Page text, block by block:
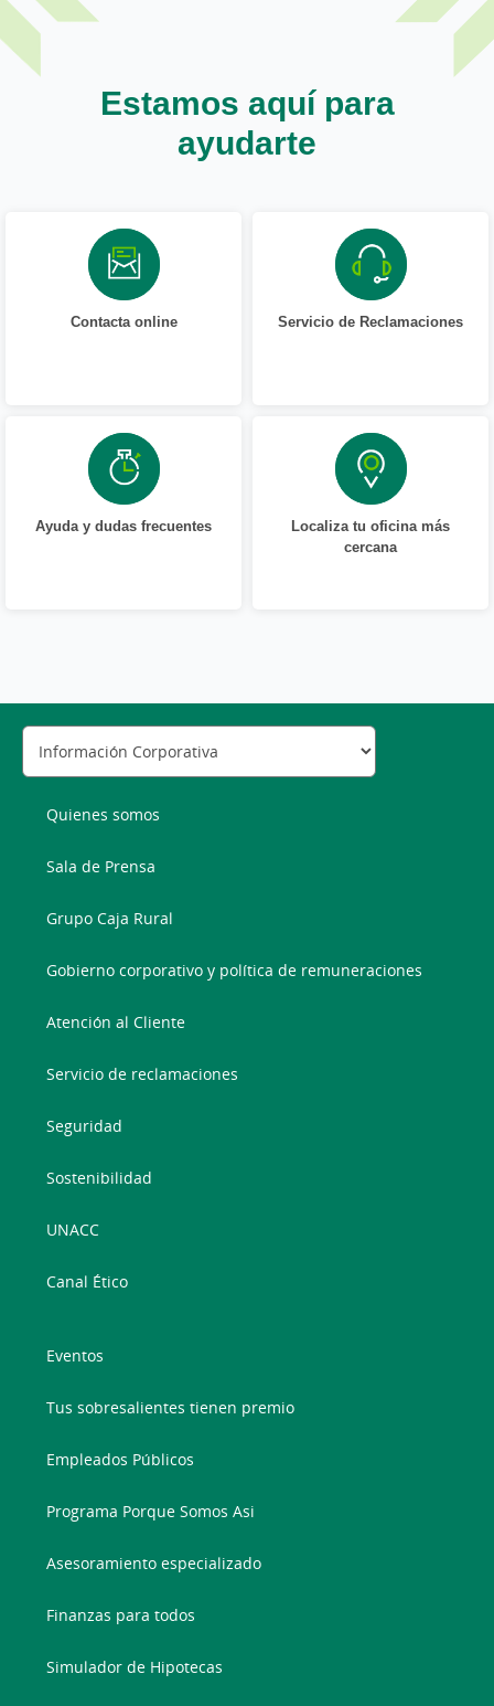
Estamos aquí para
ayudarte
Contacta online Servicio de Reclamaciones
Ayuda y dudas frecuentes
Localiza tu oficina más
cercana
Quienes somos
Sala de Prensa
Grupo Caja Rural
Gobierno corporativo y política de remuneraciones
Atención al Cliente
Servicio de reclamaciones
Seguridad
Sostenibilidad
UNACC
Canal Ético
Eventos
Tus sobresalientes tienen premio
Empleados Públicos
Programa Porque Somos Asi
Asesoramiento especializado
Finanzas para todos
Simulador de Hipotecas